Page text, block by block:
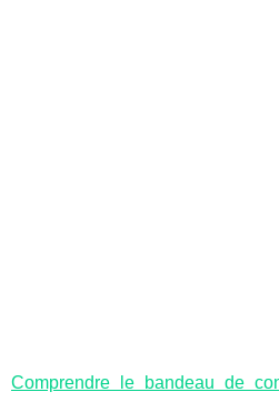
Comprendre le bandeau de